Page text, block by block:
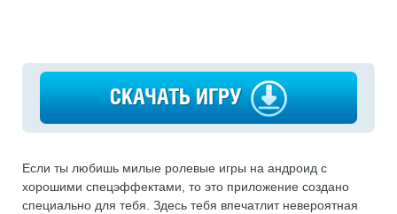
СКАЧАТЬ ИГРУ
Если ты любишь милые ролевые игры на андроид с
хорошими спецэффектами, то это приложение создано
специально для тебя. Здесь тебя впечатлит невероятная